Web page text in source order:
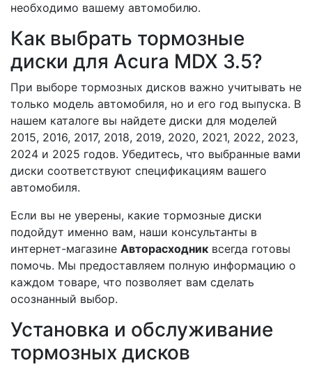
необходимо вашему автомобилю.
Как выбрать тормозные
диски для Acura MDX 3.5?
При выборе тормозных дисков важно учитывать не
только модель автомобиля, но и его год выпуска. В
нашем каталоге вы найдете диски для моделей
2015, 2016, 2017, 2018, 2019, 2020, 2021, 2022, 2023,
2024 и 2025 годов. Убедитесь, что выбранные вами
диски соответствуют спецификациям вашего
автомобиля.
Если вы не уверены, какие тормозные диски
подойдут именно вам, наши консультанты в
интернет-магазине Авторасходник всегда готовы
помочь. Мы предоставляем полную информацию о
каждом товаре, что позволяет вам сделать
осознанный выбор.
Установка и обслуживание
тормозных дисков